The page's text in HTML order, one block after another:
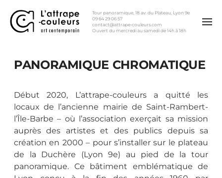
Tour panoramique, 18 av. du Plateau, Lyon 9e
09 64 29 06 57
contact@attrape-couleurs.com
Ouvert du mercredi au samedi de 14h à 18h
PANORAMIQUE CHROMATIQUE
Début 2020, L’attrape-couleurs a quitté les
locaux de l’ancienne mairie de Saint-Rambert-
l’Île-Barbe – où l’association exerçait sa mission
auprès des artistes et des publics depuis sa
création en 2000 – pour s’installer sur le plateau
de la Duchère (Lyon 9e) au pied de la tour
panoramique. Ce bâtiment emblématique de